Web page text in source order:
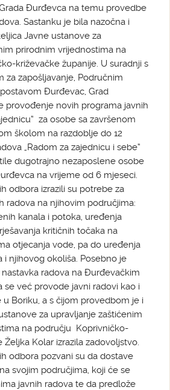
Đurđevca na temu provedbe
Sastanku je bila nazočna i
Javne ustanove za
prirodnim vrijednostima na
križevačke županije. U suradnji s
za zapošljavanje, Područnim
Đurđevac, Grad
provođenje novih programa javnih
za osobe sa završenom
školom na razdoblje do 12
„Radom za zajednicu i sebe“
dugotrajno nezaposlene osobe
na vrijeme od 6 mjeseci.
odbora izrazili su potrebe za
radova na njihovim područjima:
kanala i potoka, uređenja
kritičnih točaka na
otjecanja vode, pa do uređenja
njihovog okoliša. Posebno je
radova na Đurđevačkim
se već provode javni radovi kao i
u Boriku, a s čijom provedbom je i
za upravljanje zaštićenim
na području Koprivničko-
Željka Kolar izrazila zadovoljstvo.
odbora pozvani su da dostave
svojim područjima, koji će se
javnih radova te da predlože